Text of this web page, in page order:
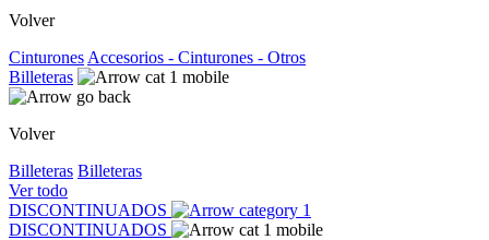
Volver
Cinturones Accesorios - Cinturones - Otros
Billeteras
Volver
Billeteras Billeteras
Ver todo
DISCONTINUADOS
DISCONTINUADOS